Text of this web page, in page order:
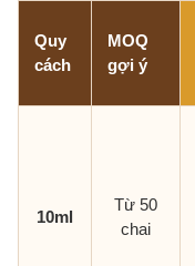
Quy
cách
MOQ
gợi ý
10ml
Từ 50
chai